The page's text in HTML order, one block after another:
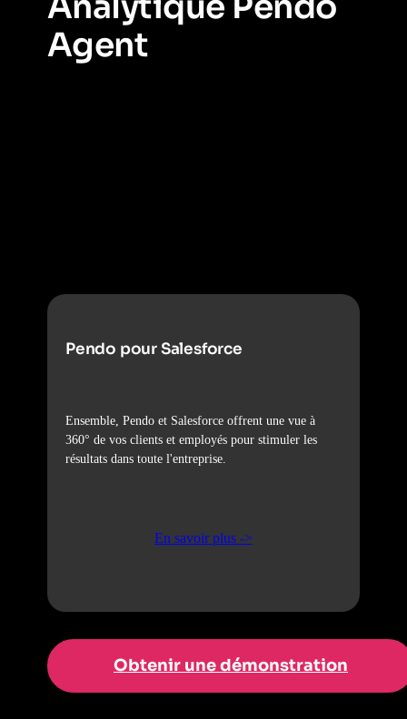
Agent
Pendo pour Salesforce
Ensemble, Pendo et Salesforce offrent une vue à
360° de vos clients et employés pour stimuler les
résultats dans toute l'entreprise.
En savoir plus ->
Obtenir une démonstration